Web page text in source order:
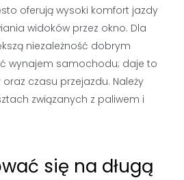
oferują wysoki komfort jazdy
widoków przez okno. Dla
niezależność dobrym
wynajem samochodu; daje to
czasu przejazdu. Należy
związanych z paliwem i
się na długą